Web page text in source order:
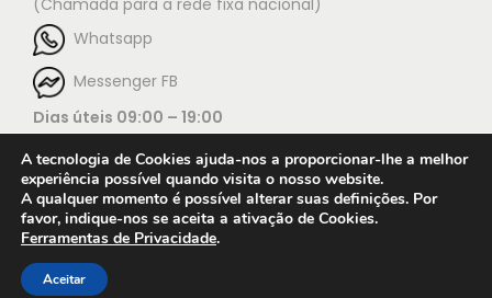
Whatsapp
Messenger FB
Dias úteis 09:00 – 19:00
© 2025 Jorge Ourivesaria |
A tecnologia de Cookies ajuda-nos a proporcionar-lhe a melhor
experiência possível quando visita o nosso website.
A qualquer momento é possível alterar suas definições. Por
favor, indique-nos se aceita a ativação de Cookies.
Ferramentas de Privacidade.
Aceitar